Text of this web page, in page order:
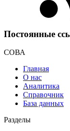
Постоянные
СОВА
Главная
О нас
Аналитика
Справочник
База данных
Разделы